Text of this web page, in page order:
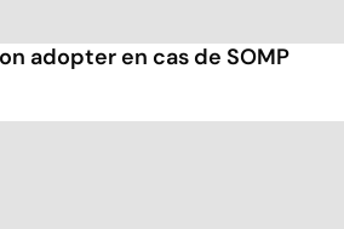
adopter en cas de SOMP